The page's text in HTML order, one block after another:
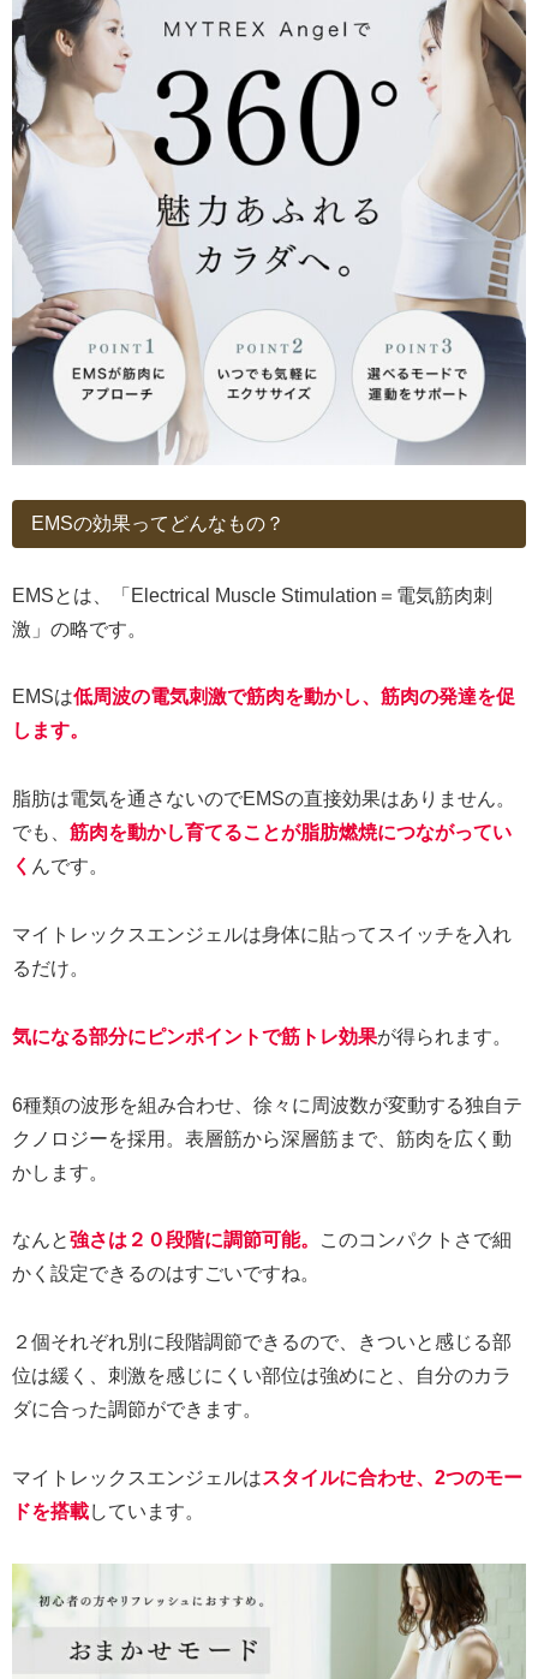
EMSの効果ってどんなもの？
EMSとは、「Electrical Muscle Stimulation＝電気筋肉刺
激」の略です。
EMSは低周波の電気刺激で筋肉を動かし、筋肉の発達を促
します。
脂肪は電気を通さないのでEMSの直接効果はありません。
でも、 筋肉を動かし育てることが脂肪燃焼につながってい
く んです。
マイトレックスエンジェルは身体に貼ってスイッチを入れ
るだけ。
気になる部分にピンポイントで筋トレ効果が得られます。
6種類の波形を組み合わせ、徐々に周波数が変動する独自テ
クノロジーを採用。表層筋から深層筋まで、筋肉を広く動
かします。
なんと強さは２０段階に調節可能。
このコンパクトさで細
かく設定できるのはすごいですね。
２個それぞれ別に段階調節できるので、きついと感じる部
位は緩く、刺激を感じにくい部位は強めにと、自分のカラ
ダに合った調節ができます。
マイトレックスエンジェルはスタイルに合わせ、2つのモー
ドを搭載しています。